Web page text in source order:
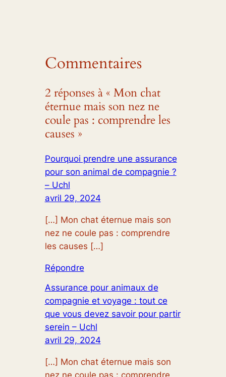
Commentaires
2 réponses à « Mon chat
éternue mais son nez ne
coule pas : comprendre les
causes »
Pourquoi prendre une assurance
pour son animal de compagnie ?
– Uchl
avril 29, 2024
[…] Mon chat éternue mais son
nez ne coule pas : comprendre
les causes […]
Répondre
Assurance pour animaux de
compagnie et voyage : tout ce
que vous devez savoir pour partir
serein – Uchl
avril 29, 2024
[…] Mon chat éternue mais son
nez ne coule pas : comprendre